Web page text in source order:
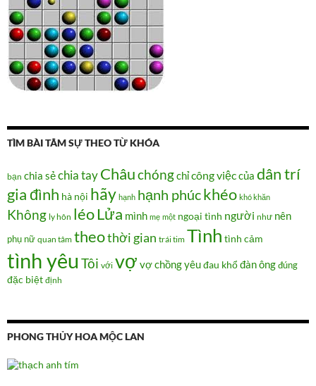
TÌM BÀI TÂM SỰ THEO TỪ KHÓA
bạn chia sẻchia tay Châuchóngchỉcông việccủa dân trí
gia đình hà nội hãy hạnh hạnh phúckhéo khó khăn
Không ly hôn léoLửa mình mẹ một ngoại tình người như nên
phụ nữ quan tâm theothời gian trái tim Tình tình cảm
tình yêu Tôi với vợ vợ chồngyêuđau khổđàn ôngđúng
đặc biệt định
PHONG THỦY HOA MỘC LAN